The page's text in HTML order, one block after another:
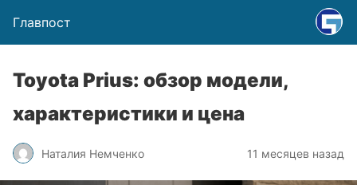
Главпост
Toyota Prius: обзор модели,
характеристики и цена
Наталия Немченко 11 месяцев назад